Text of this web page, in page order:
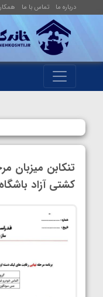
درباره ما تماس با ما
تنکابن میزبان
کشتی آزاد